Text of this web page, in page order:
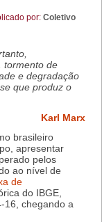
por: Coletivo
tormento de
e degradação
que produz o
Karl Marx
brasileiro
apresentar
pelos
ao nível de
de
do IBGE,
16, chegando a